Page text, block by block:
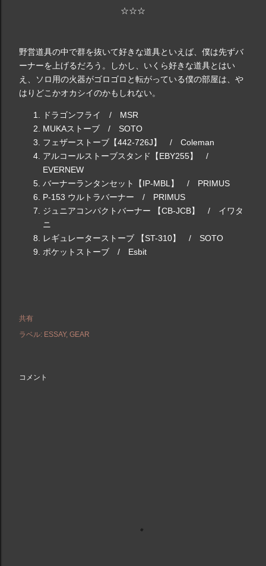
☆☆☆
野営道具の中で群を抜いて好きな道具といえば、僕は先ずバ
ーナーを上げるだろう。しかし、 いくら好きな道具とはい
え、ソロ用の火器がゴロゴロと転がっている僕の部屋は、や
はりどこかオカシイのかもしれない。
ドラゴンフライ / MSR
MUKAストーブ / SOTO
フェザーストーブ【442-726J】 / Coleman
アルコールストーブスタンド【EBY255】 /
EVERNEW
バーナーランタンセット【IP-MBL】 / PRIMUS
P-153 ウルトラバーナー / PRIMUS
ジュニアコンパクトバーナー 【CB-JCB】 / イワタ
ニ
レギュレーターストーブ 【ST-310】 / SOTO
ポケットストーブ / Esbit
共有
ラベル: ESSAY GEAR
コメント